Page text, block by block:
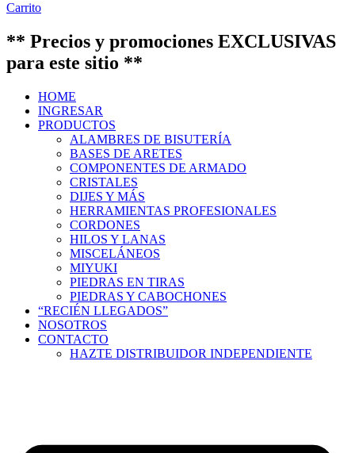
Carrito
** Precios y promociones EXCLUSIVAS
para este sitio **
HOME
INGRESAR
PRODUCTOS
ALAMBRES DE BISUTERÍA
BASES DE ARETES
COMPONENTES DE ARMADO
CRISTALES
DIJES Y MÁS
HERRAMIENTAS PROFESIONALES
CORDONES
HILOS Y LANAS
MISCELÁNEOS
MIYUKI
PIEDRAS EN TIRAS
PIEDRAS Y CABOCHONES
“RECIÉN LLEGADOS”
NOSOTROS
CONTACTO
HAZTE DISTRIBUIDOR INDEPENDIENTE